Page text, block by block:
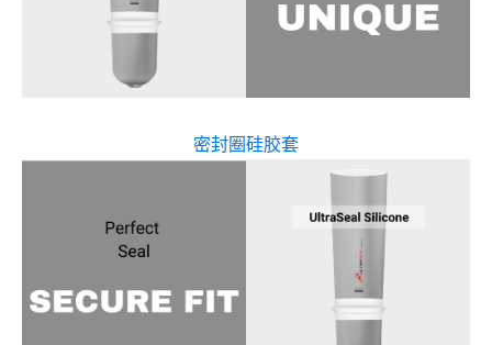
密封圈硅胶套